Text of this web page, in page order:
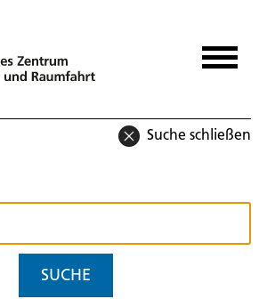
Suche schließen
SUCHE